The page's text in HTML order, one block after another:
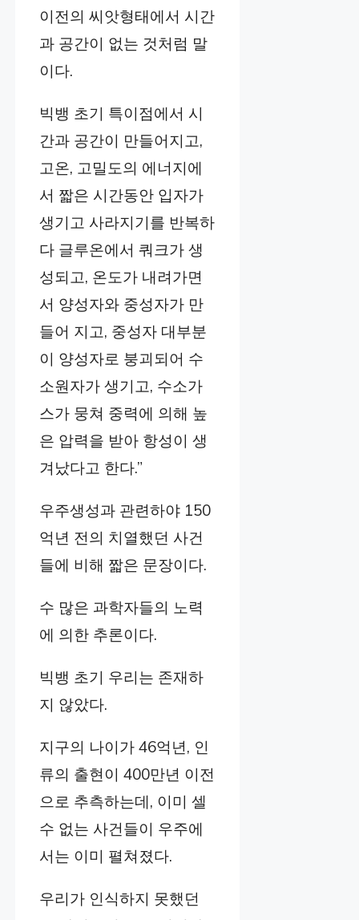
이전의 씨앗형태에서 시간
과 공간이 없는 것처럼 말
이다.
빅뱅 초기 특이점에서 시
간과 공간이 만들어지고,
고온, 고밀도의 에너지에
서 짧은 시간동안 입자가
생기고 사라지기를 반복하
다 글루온에서 쿼크가 생
성되고, 온도가 내려가면
서 양성자와 중성자가 만
들어 지고, 중성자 대부분
이 양성자로 붕괴되어 수
소원자가 생기고, 수소가
스가 뭉쳐 중력에 의해 높
은 압력을 받아 항성이 생
겨났다고 한다.”
우주생성과 관련하야 150
억년 전의 치열했던 사건
들에 비해 짧은 문장이다.
수 많은 과학자들의 노력
에 의한 추론이다.
빅뱅 초기 우리는 존재하
지 않았다.
지구의 나이가 46억년, 인
류의 출현이 400만년 이전
으로 추측하는데, 이미 셀
수 없는 사건들이 우주에
서는 이미 펼쳐졌다.
우리가 인식하지 못했던